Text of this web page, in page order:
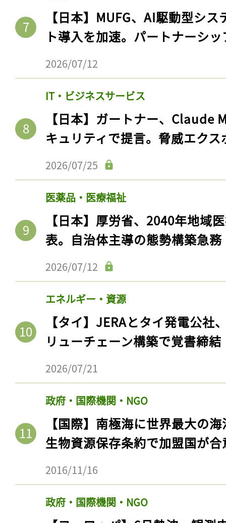
【日本】MUFG、AI駆動型シ
ト導入を加速。パートナーシ
2026/07/12
IT・ビジネスサービス
【日本】ガートナー、Claude
キュリティで提言。脅威エク
2026/07/25
医薬品・医療福祉
【日本】厚労省、2040年地域
表。自治体主導の態勢構築急務
2026/07/12
エネルギー・資源
【タイ】JERAとタイ発電公社
リューチェーン構築で覚書締結
2026/07/21
政府・国際機関・NGO
【国際】南極海に世界最大の
生物資源保存条約で加盟国が合
2016/11/16
政府・国際機関・NGO